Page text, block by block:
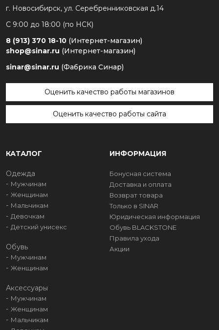
г. Новосибирск, ул. Серебренниковская д.14
С 9:00 до 18:00 (по НСК)
8 (913) 370 18-10 (Интернет-магазин)
shop@sinar.ru (Интернет-магазин)
sinar@sinar.ru (Фабрика Синар)
Оценить качество работы магазинов
Оценить качество работы сайта
КАТАЛОГ
Одежда
Мужчинам
Женщинам
Мальчикам
Девочкам
Детский унисекс
Обувь
Мужчинам
Женщинам
Аксессуары
Мужчинам
Женщинам
Мальчикам
ИНФОРМАЦИЯ
Бонусная система
Доставка и оплата
Возврат товара
Только в SINAR
Юридическая информация
Обувь BLACKSTONE
Правила ухода
Акции